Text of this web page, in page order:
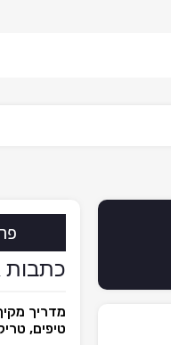
כתבות
מדריך
טיפים,